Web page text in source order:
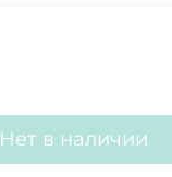
Нет в наличии